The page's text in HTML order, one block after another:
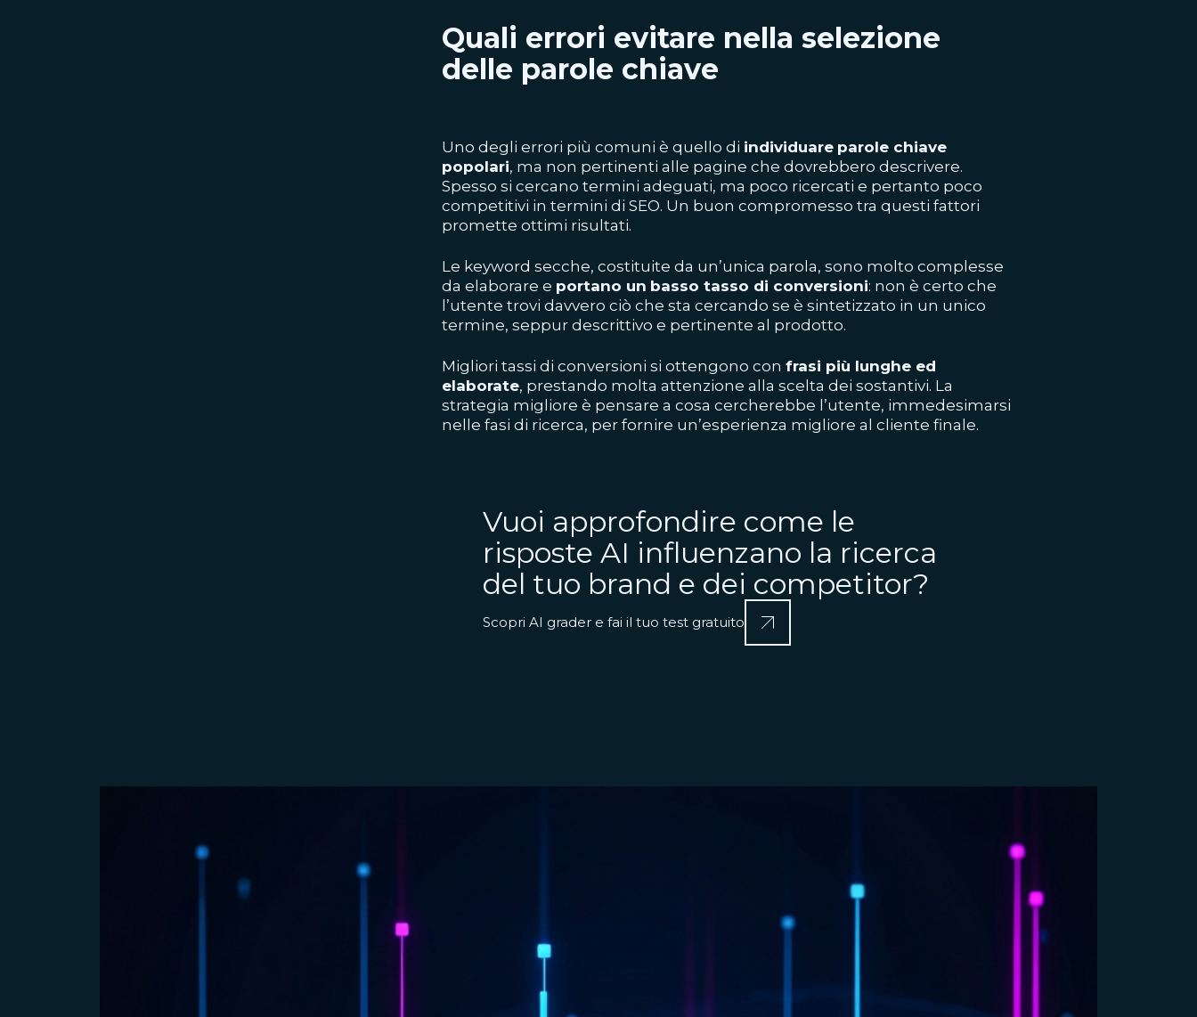
Quali errori evitare nella selezione
delle parole chiave
Uno degli errori più comuni è quello di individuare parole chiave
popolari, ma non pertinenti alle pagine che dovrebbero descrivere.
Spesso si cercano termini adeguati, ma poco ricercati e pertanto poco
competitivi in termini di SEO. Un buon compromesso tra questi fattori
promette ottimi risultati.
Le keyword secche, costituite da un’unica parola, sono molto complesse
da elaborare e portano un basso tasso di conversioni: non è certo che
l’utente trovi davvero ciò che sta cercando se è sintetizzato in un unico
termine, seppur descrittivo e pertinente al prodotto.
Migliori tassi di conversioni si ottengono con frasi più lunghe ed
elaborate, prestando molta attenzione alla scelta dei sostantivi. La
strategia migliore è pensare a cosa cercherebbe l’utente, immedesimarsi
nelle fasi di ricerca, per fornire un’esperienza migliore al cliente finale.
Vuoi approfondire come le
risposte AI influenzano la ricerca
del tuo brand e dei competitor?
Scopri AI grader e fai il tuo test gratuito